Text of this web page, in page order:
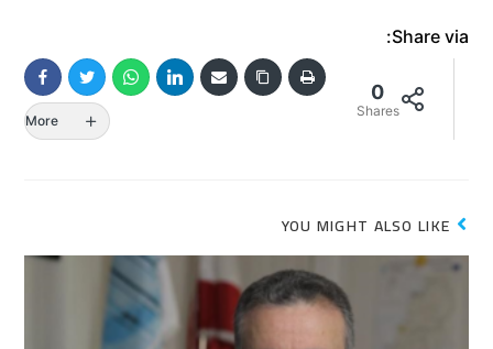
Share via:
0
Shares
More
YOU MIGHT ALSO LIKE